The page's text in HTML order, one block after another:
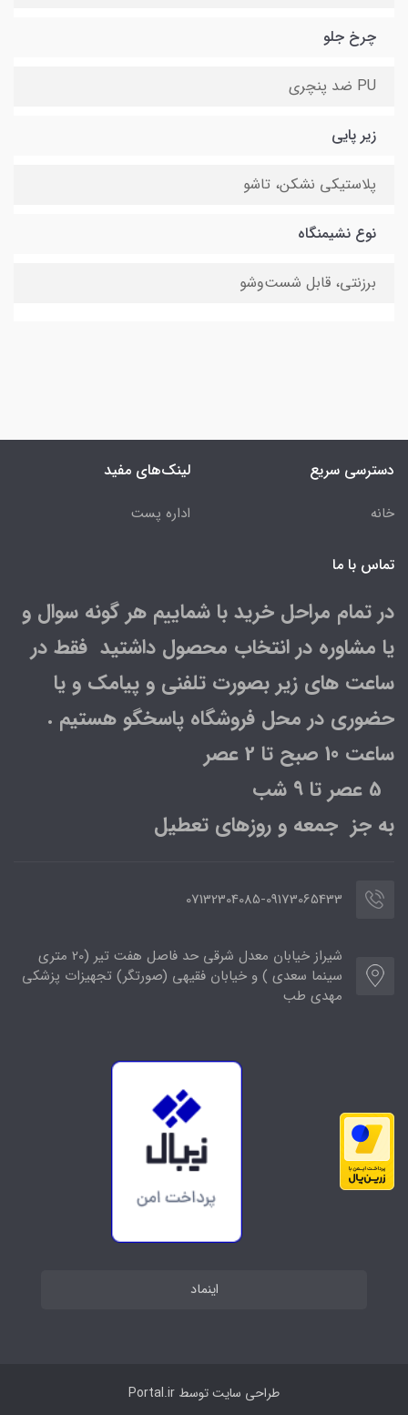
چرخ جلو
PU ضد پنچری
زیر پایی
پلاستیکی نشکن، تاشو
نوع نشیمنگاه
برزنتی، قابل شست‌وشو
دسترسی سریع
خانه
لینک‌های مفید
اداره پست
تماس با ما
در تمام مراحل خرید با شماییم هر گونه سوال و
یا مشاوره در انتخاب محصول داشتید فقط در
ساعت های زیر بصورت تلفنی و پیامک و یا
حضوری در محل فروشگاه پاسخگو هستیم .
ساعت 10 صبح تا 2 عصر
به جز جمعه و روزهای تعطیل
07132304085-09173065433
شیراز خیابان معدل شرقی حد فاصل هفت تیر (20 متری
سینما سعدی ) و خیابان فقیهی (صورتگر) تجهیزات پزشکی
مهدی طب
اینماد
طراحی سایت توسط Portal.ir